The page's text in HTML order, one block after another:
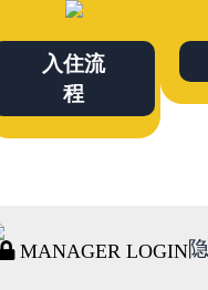
入住流
程
MANAGER LOGIN